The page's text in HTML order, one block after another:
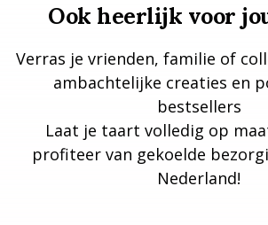
Ook heerlijk voor
Verras je vrienden, familie of
ambachtelijke creaties en
bestsellers
Laat je taart volledig op
profiteer van gekoelde
Nederland!